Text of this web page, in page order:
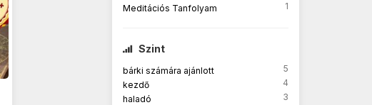
Meditációs Tanfolyam
1
Szint
bárki számára ajánlott
5
kezdő
4
haladó
3